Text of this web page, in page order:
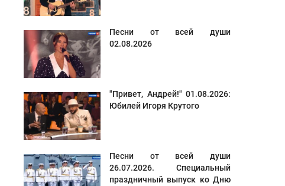
Песни от всей души
02.08.2026
"Привет, Андрей!" 01.08.2026:
Юбилей Игоря Крутого
Песни от всей души
26.07.2026. Специальный
праздничный выпуск ко Дню